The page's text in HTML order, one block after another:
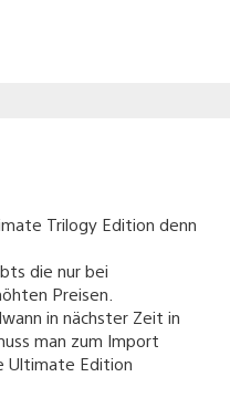
Trilogy Edition denn
die nur bei
Preisen.
in nächster Zeit in
man zum Import
Ultimate Edition